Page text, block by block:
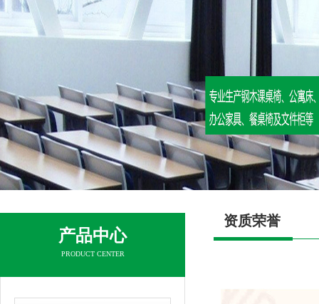
产品中心
PRODUCT CENTER
资质荣誉